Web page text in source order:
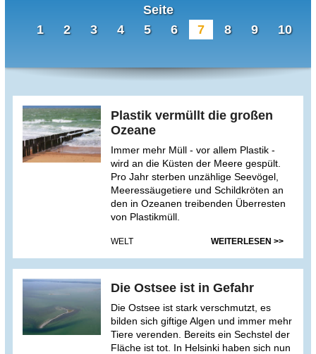
Seite
1
2 3 4 5 6 7 8 9 10
Plastik vermüllt die großen
Ozeane
Immer mehr Müll - vor allem Plastik -
wird an die Küsten der Meere gespült.
Pro Jahr sterben unzählige Seevögel,
Meeressäugetiere und Schildkröten an
den in Ozeanen treibenden Überresten
von Plastikmüll.
WELT WEITERLESEN >>
Die Ostsee ist in Gefahr
Die Ostsee ist stark verschmutzt, es
bilden sich giftige Algen und immer mehr
Tiere verenden. Bereits ein Sechstel der
Fläche ist tot. In Helsinki haben sich nun